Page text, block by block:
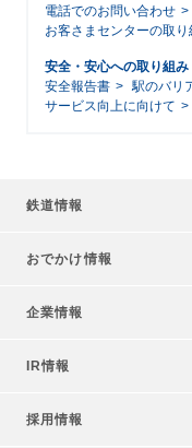
電話でのお問い合わせ
お客さまセンターの取り
安全・安心への取り組み
安全報告書
駅のバリ
サービス向上に向けて
鉄道情報
おでかけ情報
企業情報
IR情報
採用情報